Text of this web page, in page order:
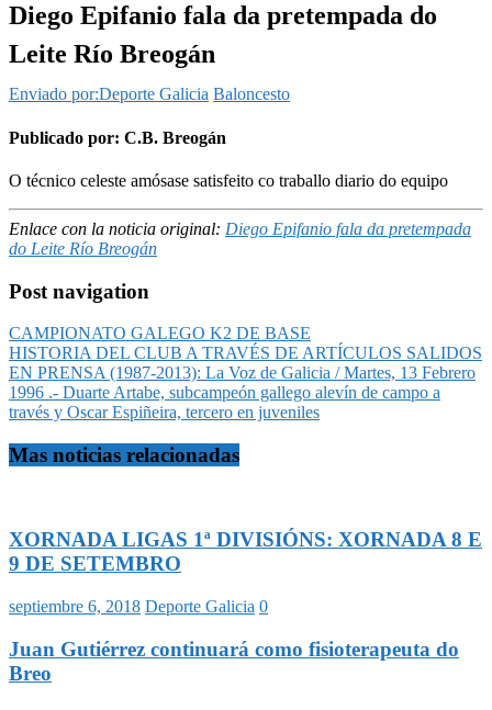
Diego Epifanio fala da pretempada do
Leite Río Breogán
Enviado por:Deporte Galicia Baloncesto
Publicado por: C.B. Breogán
O técnico celeste amósase satisfeito co traballo diario do equipo
Enlace con la noticia original: Diego Epifanio fala da pretempada
do Leite Río Breogán
Post navigation
CAMPIONATO GALEGO K2 DE BASE
HISTORIA DEL CLUB A TRAVÉS DE ARTÍCULOS SALIDOS
EN PRENSA (1987-2013): La Voz de Galicia / Martes, 13 Febrero
1996 .- Duarte Artabe, subcampeón gallego alevín de campo a
través y Oscar Espiñeira, tercero en juveniles
Mas noticias relacionadas
XORNADA LIGAS 1ª DIVISIÓNS: XORNADA 8 E
9 DE SETEMBRO
septiembre 6, 2018 Deporte Galicia 0
Juan Gutiérrez continuará como fisioterapeuta do
Breo